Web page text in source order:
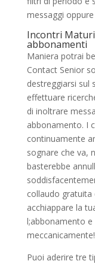
messaggi
Incontri
abbonamenti
Maniera potrai
Contact Senior
destreggiarsi sul
effettuare
di inoltrare
abbonamento. I
continuamente
sognare che va,
basterebbe
collaudo gratuita
acchiappare la
l;abbonamento
meccanicamente!
Puoi aderire tre